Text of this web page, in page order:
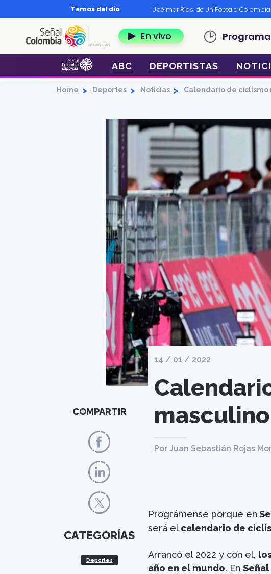
Pasar al contenido principal
Temas del día
Diccionario nariñense | Murió Leo Dan Ubéimar Ríos: de Un Poeta a
En vivo Navegación principal
ABC DEPORTISTAS
Home Deportes Noticias Calendario de ciclismo
COMPARTIR
CATEGORÍAS
Deportes
14 / 01 / 2022
Por Juan Sebastián Rojas
Prográmense porque en
será el calendario de
Arrancó el 2022 y con el,
año en el mundo. En